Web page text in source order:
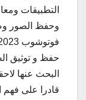
التطبيقات
وحفظ الصور
البحث عنها
قادرا على فهم